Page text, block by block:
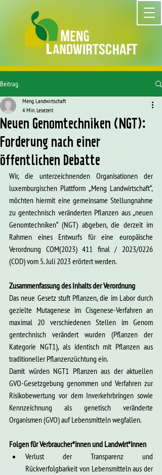
Beitrag
Neuen Genomtechniken (NGT):
Forderung nach einer
öffentlichen Debatte
Meng Landwirtschaft
4 Min. Lesezeit
Wir, die unterzeichnenden Organisationen der
luxemburgischen Plattform „Meng Landwirtschaft“,
möchten hiermit eine gemeinsame Stellungnahme
zu gentechnisch veränderten Pflanzen aus „neuen
Genomtechniken“ (NGT) abgeben, die derzeit im
Rahmen eines Entwurfs für eine europäische
Verordnung COM(2023) 411 final / 2023/0226
(COD) vom 5. Juli 2023 erörtert werden.
Zusammenfassung des Inhalts der Verordnung
Das neue Gesetz stuft Pflanzen, die im Labor durch
gezielte Mutagenese im Cisgenese-Verfahren an
maximal 20 verschiedenen Stellen im Genom
gentechnisch verändert wurden (Pflanzen der
Kategorie NGT1), als identisch mit Pflanzen aus
traditioneller Pflanzenzüchtung ein.
Damit würden NGT1 Pflanzen aus der aktuellen
GVO-Gesetzgebung genommen und Verfahren zur
Risikobewertung vor dem Inverkehrbringen sowie
Kennzeichnung als genetisch veränderte
Organismen (GVO) auf Lebensmitteln wegfallen.
Folgen für Verbraucher*innen und Landwirt*innen
Verlust der Transparenz und
Rückverfolgbarkeit von Lebensmitteln aus der